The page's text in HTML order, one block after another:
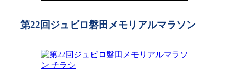
第22回ジュビロ磐田メモリアルマラソン